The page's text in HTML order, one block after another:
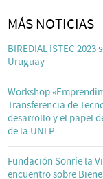
MÁS NOTICIAS
BIREDIAL ISTEC 2023
Uruguay
Workshop
Transferencia de
desarrollo y el papel
de la UNLP
Fundación Sonríe la
encuentro sobre